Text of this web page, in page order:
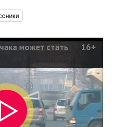
может стать
16+